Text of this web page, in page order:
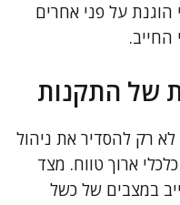
על פני אחרים
החייב.
של התקנות
לא רק להסדיר את ניהול
ארוך טווח. מצד
במצבים של כשל